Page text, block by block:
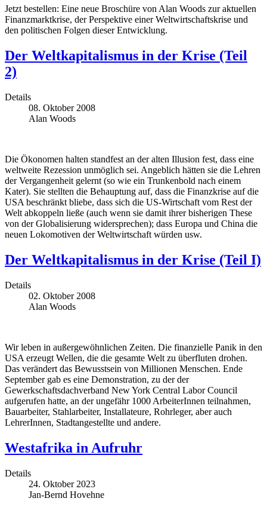
Jetzt bestellen: Eine neue Broschüre von Alan Woods zur aktuellen
Finanzmarktkrise, der Perspektive einer Weltwirtschaftskrise und
den politischen Folgen dieser Entwicklung.
Der Weltkapitalismus in der Krise (Teil
2)
Details
08. Oktober 2008
Alan Woods
Die Ökonomen halten standfest an der alten Illusion fest, dass eine
weltweite Rezession unmöglich sei. Angeblich hätten sie die Lehren
der Vergangenheit gelernt (so wie ein Trunkenbold nach einem
Kater). Sie stellten die Behauptung auf, dass die Finanzkrise auf die
USA beschränkt bliebe, dass sich die US-Wirtschaft vom Rest der
Welt abkoppeln ließe (auch wenn sie damit ihrer bisherigen These
von der Globalisierung widersprechen); dass Europa und China die
neuen Lokomotiven der Weltwirtschaft würden usw.
Der Weltkapitalismus in der Krise (Teil I)
Details
02. Oktober 2008
Alan Woods
Wir leben in außergewöhnlichen Zeiten. Die finanzielle Panik in den
USA erzeugt Wellen, die die gesamte Welt zu überfluten drohen.
Das verändert das Bewusstsein von Millionen Menschen. Ende
September gab es eine Demonstration, zu der der
Gewerkschaftsdachverband New York Central Labor Council
aufgerufen hatte, an der ungefähr 1000 ArbeiterInnen teilnahmen,
Bauarbeiter, Stahlarbeiter, Installateure, Rohrleger, aber auch
LehrerInnen, Stadtangestellte und andere.
Westafrika in Aufruhr
Details
24. Oktober 2023
Jan-Bernd Hovehne